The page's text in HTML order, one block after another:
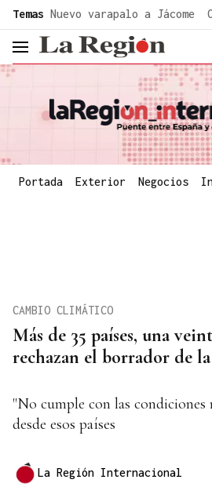
Temas Nuevo varapalo a Jácome
header.menu.open
Portada Exterior Negocios
Más de 35 países, una
rechazan el borrador de
CAMBIO CLIMÁTICO
"No cumple con las
desde esos países
La Región Internacional